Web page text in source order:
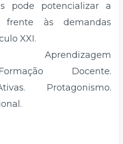
pode potencializar a
frente às demandas
XXI.
Docente.
Protagonismo.